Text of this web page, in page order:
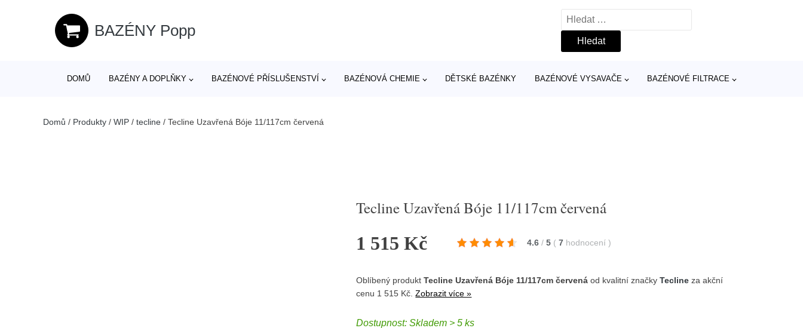
BAZÉNY Popp
Vyhledávání
DOMŮ BAZÉNY A DOPLŇKY BAZÉNOVÉ PŘÍSLUŠENSTVÍ BAZÉNOVÁ CHEMIE DĚTSKÉ BAZÉNKY BAZÉNOVÉ VYSAVAČE BAZÉNOVÉ FILTRACE
Domů / Produkty / WIP / tecline / Tecline Uzavřená Bóje 11/117cm červená
Tecline Uzavřená Bóje 11/117cm červená
1 515 Kč 4.6 / 5 ( 7 hodnocení)
Oblíbený produktTecline Uzavřená Bóje 11/117cm červená od kvalitní značkyTecline za akční
cenu 1 515 Kč.Zobrazit více »
Dostupnost:Skladem > 5 ks